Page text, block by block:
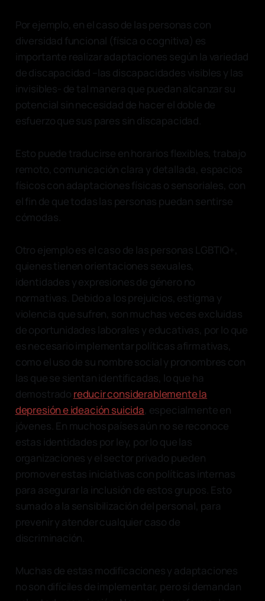
Por ejemplo, en el caso de las personas con
diversidad funcional (física o cognitiva) es
importante realizar adaptaciones según la variedad
de discapacidad –las discapacidades visibles y las
invisibles- de tal manera que puedan alcanzar su
potencial sin necesidad de hacer el doble de
esfuerzo que sus pares sin discapacidad.
Esto puede traducirse en horarios flexibles, trabajo
remoto, comunicación clara y detallada, espacios
físicos con adaptaciones físicas o sensoriales, con
el fin de que todas las personas puedan sentirse
cómodas.
Otro ejemplo es el caso de las personas LGBTIQ+,
quienes tienen orientaciones sexuales,
identidades y expresiones de género no
normativas. Debido a los prejuicios, estigma y
violencia que sufren, son muchas veces excluidas
de oportunidades laborales y educativas, por lo que
es necesario implementar políticas afirmativas,
como el uso de su nombre social y pronombres con
las que se sientan identificadas, lo que ha
demostrado reducir considerablemente la
depresión e ideación suicida, especialmente en
jóvenes. En muchos países aún no se reconoce
estas identidades por ley, por lo que las
organizaciones y el sector privado pueden
promover estas iniciativas con políticas internas
para asegurar la inclusión de estos grupos. Esto
sumado a la sensibilización del personal, para
prevenir y atender cualquier caso de
discriminación.
Muchas de estas modificaciones y adaptaciones
no son difíciles de implementar, pero sí demandan